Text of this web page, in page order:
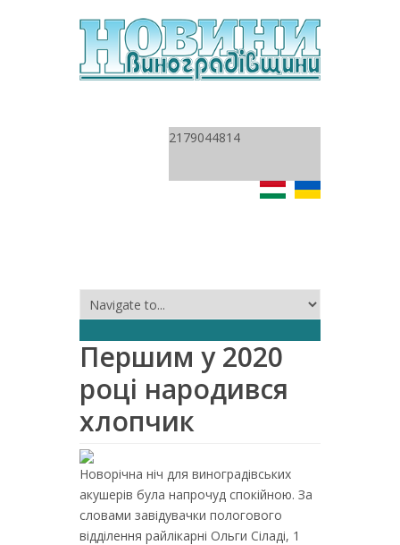
2179044814
Першим у 2020
році народився
хлопчик
Новорічна ніч для виноградівських
акушерів була напрочуд спокійною. За
словами завідувачки пологового
відділення райлікарні Ольги Сіладі, 1